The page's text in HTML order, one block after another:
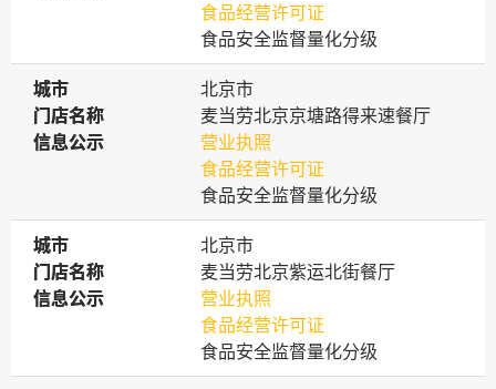
食品经营许可证
食品安全监督量化分级
城市
城市
北京市
门店名称
门店名称
麦当劳北京京塘路得来速餐厅
信息公示
信息公示
营业执照
食品经营许可证
食品安全监督量化分级
城市
城市
北京市
门店名称
门店名称
麦当劳北京紫运北街餐厅
信息公示
信息公示
营业执照
食品经营许可证
食品安全监督量化分级